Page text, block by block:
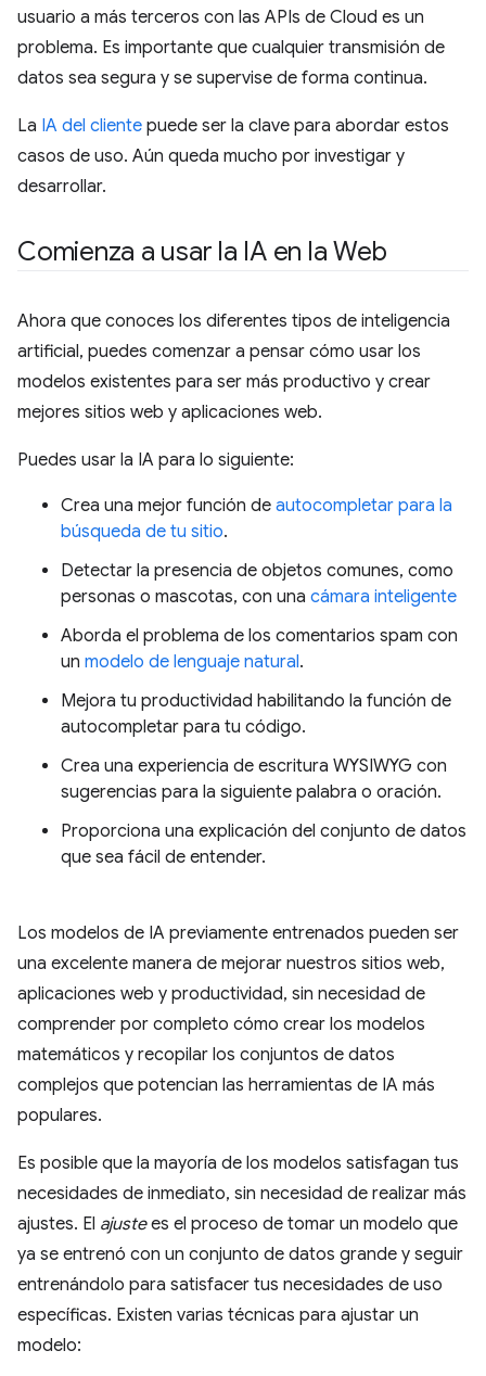
usuario a más terceros con las APIs de Cloud es un
problema. Es importante que cualquier transmisión de
datos sea segura y se supervise de forma continua.
La IA del cliente puede ser la clave para abordar estos
casos de uso. Aún queda mucho por investigar y
desarrollar.
Comienza a usar la IA en la Web
Ahora que conoces los diferentes tipos de inteligencia
artificial, puedes comenzar a pensar cómo usar los
modelos existentes para ser más productivo y crear
mejores sitios web y aplicaciones web.
Puedes usar la IA para lo siguiente:
Crea una mejor función de autocompletar para la
búsqueda de tu sitio.
Detectar la presencia de objetos comunes, como
personas o mascotas, con una cámara inteligente
Aborda el problema de los comentarios spam con
un modelo de lenguaje natural.
Mejora tu productividad habilitando la función de
autocompletar para tu código.
Crea una experiencia de escritura WYSIWYG con
sugerencias para la siguiente palabra o oración.
Proporciona una explicación del conjunto de datos
que sea fácil de entender.
Los modelos de IA previamente entrenados pueden ser
una excelente manera de mejorar nuestros sitios web,
aplicaciones web y productividad, sin necesidad de
comprender por completo cómo crear los modelos
matemáticos y recopilar los conjuntos de datos
complejos que potencian las herramientas de IA más
populares.
Es posible que la mayoría de los modelos satisfagan tus
necesidades de inmediato, sin necesidad de realizar más
ajustes. El ajustees el proceso de tomar un modelo que
ya se entrenó con un conjunto de datos grande y seguir
entrenándolo para satisfacer tus necesidades de uso
específicas. Existen varias técnicas para ajustar un
modelo: